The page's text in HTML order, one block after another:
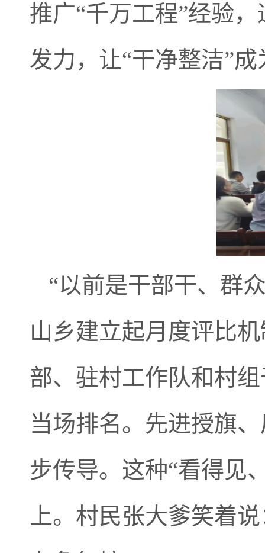
推广“千万工程”经验
发力，让“干净整洁”
“以前是干部干、群
山乡建立起月度评比
部、驻村工作队和村
当场排名。先进授旗
步传导。这种“看得见
上。村民张大爹笑着